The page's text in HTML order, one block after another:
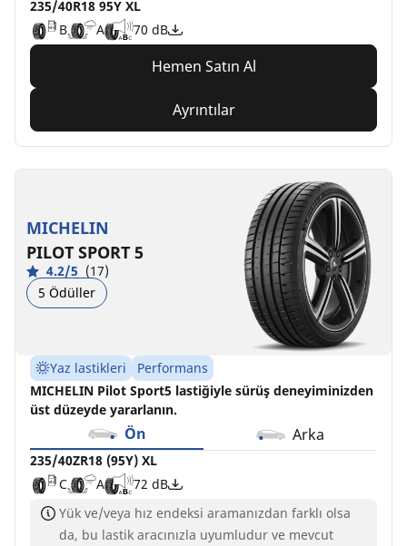
235/40R18 95Y XL
B
A 70 dB
Hemen Satın Al
Ayrıntılar
MICHELIN
PILOT SPORT 5
4.2/5 (17)
5 Ödüller
Yaz lastikleri
Performans
MICHELIN Pilot Sport5 lastiğiyle sürüş deneyiminizden
üst düzeyde yararlanın.
Ön Arka
235/40ZR18 (95Y) XL
C
A
72 dB
Yük ve/veya hız endeksi aramanızdan farklı olsa
da, bu lastik aracınızla uyumludur ve mevcut